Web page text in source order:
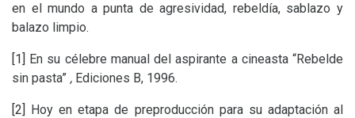
en el mundo a punta de agresividad, rebeldía, sablazo y
balazo limpio.
[1] En su célebre manual del aspirante a cineasta “Rebelde
sin pasta” , Ediciones B, 1996.
[2] Hoy en etapa de preproducción para su adaptación al